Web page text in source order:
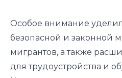
Особое внимание
безопасной и законной
мигрантов, а также
для трудоустройства и